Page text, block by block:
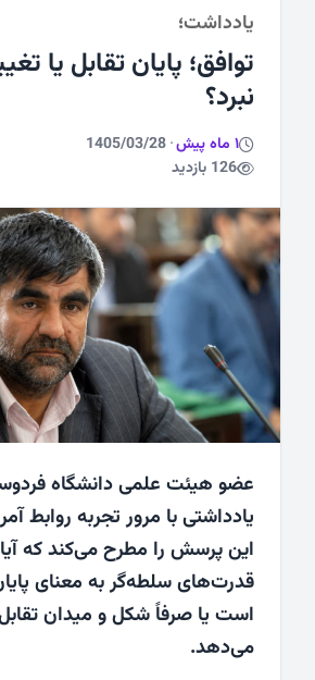
ورزشی
یادداشت؛
توافق؛ پایان تقابل یا
نبرد؟
1 ماه پیش ·
1405/03/28
126 بازدید
عضو هیئت علمی دانشگاه
یادداشتی با مرور تجربه روابط
این پرسش را مطرح می‌کند که آیا
قدرت‌های سلطه‌گر به معنای
است یا صرفاً شکل و میدان تقابل
می‌دهد.